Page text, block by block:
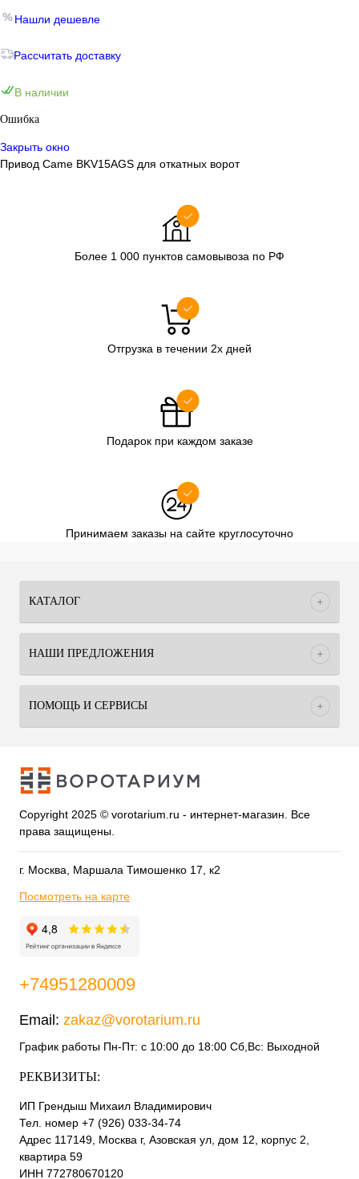
Нашли дешевле
Рассчитать доставку
В наличии
Ошибка
Закрыть окно
Привод Came BKV15AGS для откатных ворот
Более 1 000 пунктов самовывоза по РФ
Отгрузка в течении 2х дней
Подарок при каждом заказе
Принимаем заказы на сайте круглосуточно
КАТАЛОГ
НАШИ ПРЕДЛОЖЕНИЯ
ПОМОЩЬ И СЕРВИСЫ
Copyright 2025 © vorotarium.ru - интернет-магазин. Все
права защищены.
г. Москва, Маршала Тимошенко 17, к2
Посмотреть на карте
+74951280009
Email: zakaz@vorotarium.ru
График работы Пн-Пт: с 10:00 до 18:00 Сб,Вс: Выходной
РЕКВИЗИТЫ:
ИП Грендыш Михаил Владимирович
Тел. номер +7 (926) 033-34-74
Адрес 117149, Москва г, Азовская ул, дом 12, корпус 2,
квартира 59
ИНН 772780670120